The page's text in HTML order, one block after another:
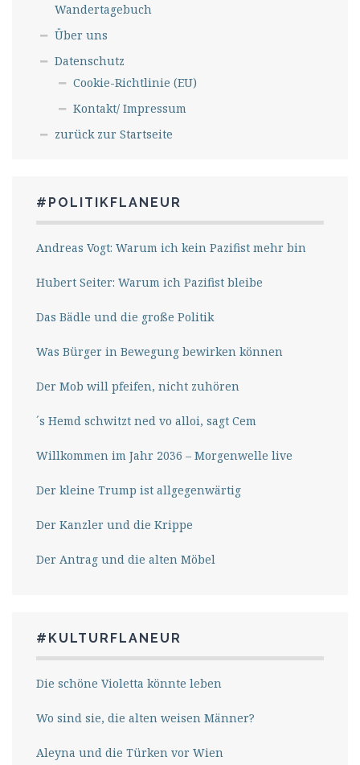
Wandertagebuch
Über uns
Datenschutz
Cookie-Richtlinie (EU)
Kontakt/ Impressum
zurück zur Startseite
#POLITIKFLANEUR
Andreas Vogt: Warum ich kein Pazifist mehr bin
Hubert Seiter: Warum ich Pazifist bleibe
Das Bädle und die große Politik
Was Bürger in Bewegung bewirken können
Der Mob will pfeifen, nicht zuhören
´s Hemd schwitzt ned vo alloi, sagt Cem
Willkommen im Jahr 2036 – Morgenwelle live
Der kleine Trump ist allgegenwärtig
Der Kanzler und die Krippe
Der Antrag und die alten Möbel
#KULTURFLANEUR
Die schöne Violetta könnte leben
Wo sind sie, die alten weisen Männer?
Aleyna und die Türken vor Wien